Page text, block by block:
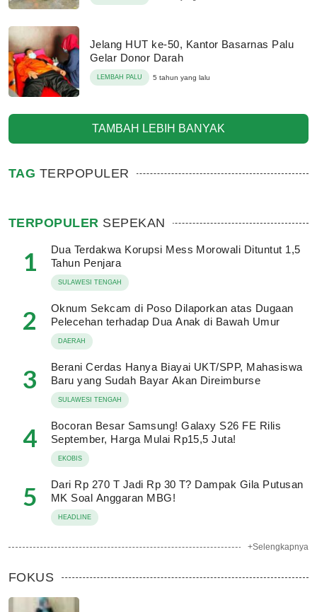
Jelang HUT ke-50, Kantor Basarnas Palu
Gelar Donor Darah
LEMBAH PALU 5 tahun yang lalu
TAMBAH LEBIH BANYAK
TAG TERPOPULER
TERPOPULER SEPEKAN
1
Dua Terdakwa Korupsi Mess Morowali Dituntut 1,5
Tahun Penjara
SULAWESI TENGAH
2
Oknum Sekcam di Poso Dilaporkan atas Dugaan
Pelecehan terhadap Dua Anak di Bawah Umur
DAERAH
3
Berani Cerdas Hanya Biayai UKT/SPP, Mahasiswa
Baru yang Sudah Bayar Akan Direimburse
SULAWESI TENGAH
4
Bocoran Besar Samsung! Galaxy S26 FE Rilis
September, Harga Mulai Rp15,5 Juta!
EKOBIS
5
Dari Rp 270 T Jadi Rp 30 T? Dampak Gila Putusan
MK Soal Anggaran MBG!
HEADLINE
+Selengkapnya
FOKUS